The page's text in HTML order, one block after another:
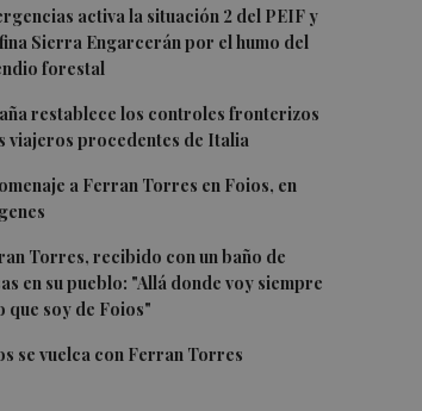
activa la situación 2 del PEIF y
Sierra Engarcerán por el humo del
forestal
restablece los controles fronterizos
viajeros procedentes de Italia
a Ferran Torres en Foios, en
Torres, recibido con un baño de
en su pueblo: "Allá donde voy siempre
que soy de Foios"
se vuelca con Ferran Torres